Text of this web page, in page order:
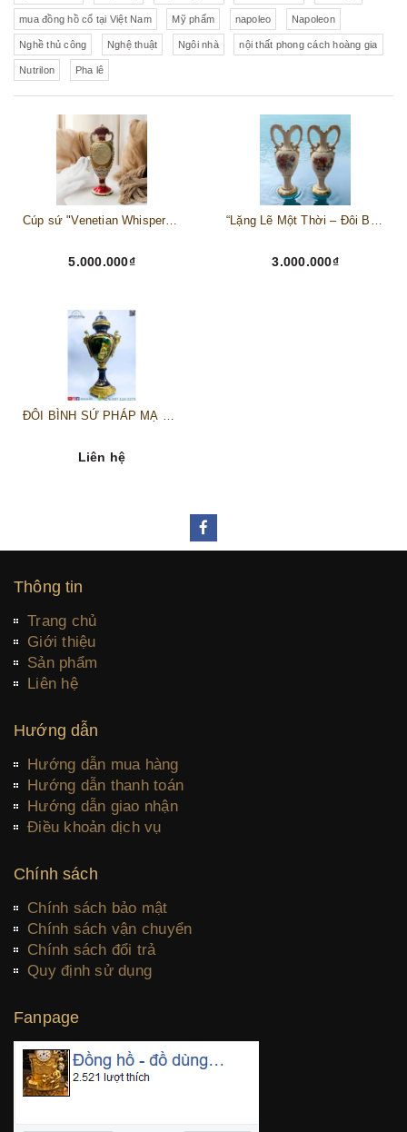
mua đồng hồ cổ tại Việt Nam Mỹ phẩm napoleo Napoleon
Nghề thủ công Nghệ thuật Ngôi nhà nội thất phong cách hoàng gia
Nutrilon Pha lê
Cúp sứ "Venetian Whisper"- Lời thì thầm từ Venice.
5.000.000₫
“Lặng Lẽ Một Thời – Đôi Bình Sứ Men Rạn Tiệp Khắc” thương hiệu Sluzby (made in CzechSlovakia)
3.000.000₫
ĐÔI BÌNH SỨ PHÁP MẠ VÀNG
Liên hệ
Thông tin
Trang chủ
Giới thiệu
Sản phẩm
Liên hệ
Hướng dẫn
Hướng dẫn mua hàng
Hướng dẫn thanh toán
Hướng dẫn giao nhận
Điều khoản dịch vụ
Chính sách
Chính sách bảo mật
Chính sách vận chuyển
Chính sách đổi trả
Quy định sử dụng
Fanpage